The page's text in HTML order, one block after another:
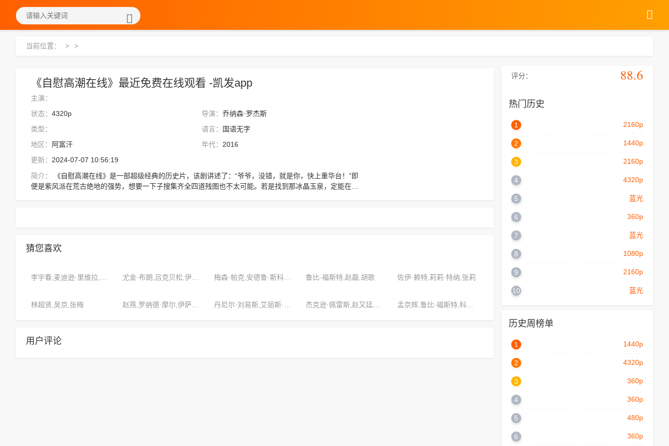
当前位置： > >
《自慰高潮在线》最近免费在线观看 -凯发app
主演：
状态： 4320p 导演： 乔纳森·罗杰斯
类型：
语言：
国语无字
地区：
阿富汗 年代： 2016
更新： 2024-07-07 10:56:19
简介：
便是紫风派在荒古绝地的强势，想要一下子搜集齐全四道残图也不太可能。若是找到那冰晶玉泉，定能在聚
猜您喜欢
鲁比·福斯特,赵磊,胡歌 佐伊·赖特,莉莉·特纳,张莉
林超贤,吴京,张梅
用户评论
评分： 88.6
热门历史
1 2160p
2 1440p
3 2160p
4 4320p
5 蓝光
6 360p
7 蓝光
8 1080p
9 2160p
10 蓝光
历史周榜单
1 1440p
2 4320p
3 360p
4 360p
5 480p
6 360p